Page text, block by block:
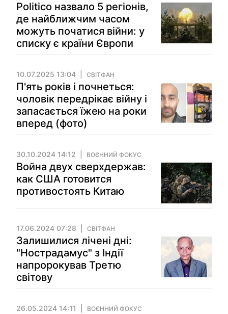
Politico назвало 5 регіонів,
де найближчим часом
можуть початися війни: у
списку є країни Європи
10.07.2025 13:04 СВІТФАН
П'ять років і почнеться:
чоловік передрікає війну і
запасається їжею на роки
вперед (фото)
30.10.2024 14:12 ВОЄННИЙ ФОКУС
Война двух сверхдержав:
как США готовится
противостоять Китаю
17.06.2024 07:28 СВІТФАН
Залишилися лічені дні:
"Нострадамус" з Індії
напророкував Третю
світову
26.05.2024 14:11 ВОЄННИЙ ФОКУС